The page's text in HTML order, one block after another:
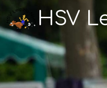
HSV